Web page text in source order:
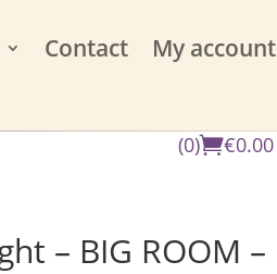
Contact My account
(0) €0.00
– BIG ROOM –